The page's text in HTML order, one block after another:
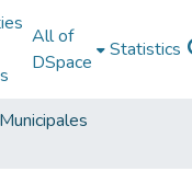
All of
DSpace
Statistics